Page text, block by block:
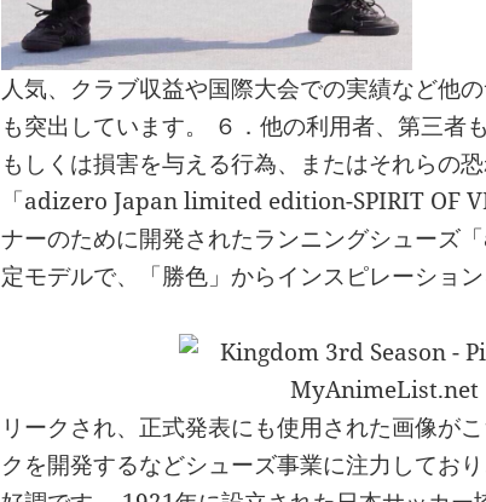
人気、クラブ収益や国際大会での実績など他
も突出しています。 ６．他の利用者、第三者
もしくは損害を与える行為、またはそれらの
「adizero Japan limited edition-SPIRIT OF
ナーのために開発されたランニングシューズ
定モデルで、「勝色」からインスピレーション
リークされ、正式発表にも使用された画像が
クを開発するなどシューズ事業に注力してお